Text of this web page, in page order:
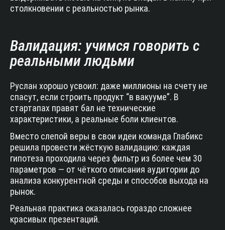
столкновении с реальностью рынка.
Валидация: учимся говорить с
реальными людьми
Руслан хорошо усвоил: даже миллионы на счету не
спасут, если строить продукт “в вакууме”. В
стартапах правят бал не технические
характеристики, а реальные боли клиентов.
Вместо слепой веры в свои идеи команда Глабикс
решила провести жёсткую валидацию: каждая
гипотеза проходила через фильтр из более чем 30
параметров — от чёткого описания аудитории до
анализа конкурентной среды и способов выхода на
рынок.
Реальная практика оказалась гораздо сложнее
красивых презентаций.